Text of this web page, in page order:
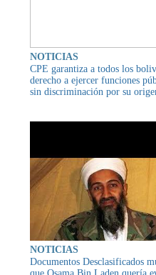
NOTICIAS
CPE garantiza a todos los
derecho a ejercer funciones
sin discriminación por su
NOTICIAS
Documentos Desclasificados